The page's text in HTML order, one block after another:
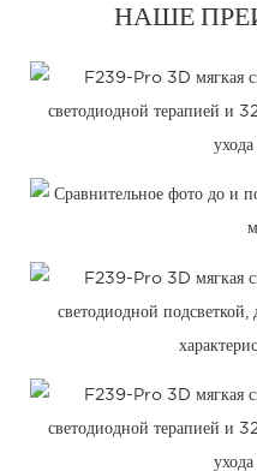
НАШЕ